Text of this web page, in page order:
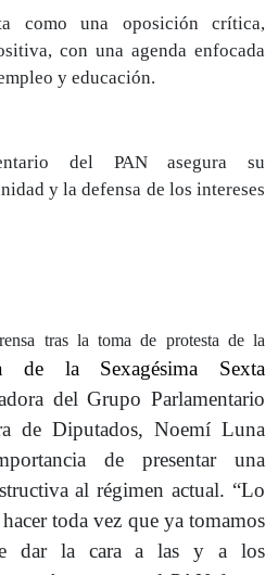
como una oposición crítica,
con una agenda enfocada
y educación.
del PAN asegura su
y la defensa de los intereses
tras la toma de protesta de la
de la Sexagésima Sexta
del Grupo Parlamentario
de Diputados, Noemí Luna
de presentar una
al régimen actual. “Lo
toda vez que ya tomamos
dar la cara a las y a los